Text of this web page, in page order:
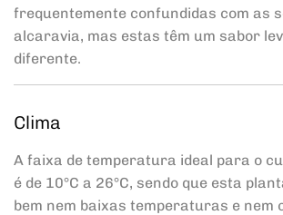
frequentemente confundidas com as
alcaravia, mas estas têm um sabor
diferente.
Clima
A faixa de temperatura ideal para o
é de 10°C a 26°C, sendo que esta
bem nem baixas temperaturas e nem